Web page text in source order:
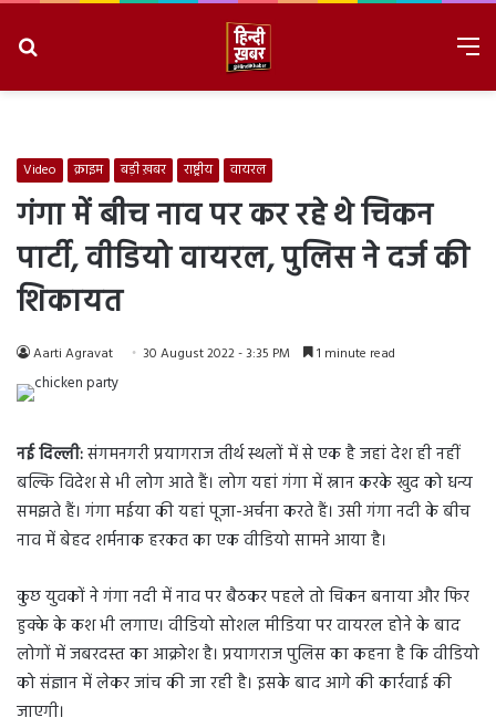
Video क्राइम बड़ी ख़बर राष्ट्रीय वायरल
गंगा में बीच नाव पर कर रहे थे चिकन
पार्टी, वीडियो वायरल, पुलिस ने दर्ज की
शिकायत
Aarti Agravat 30 August 2022 - 3:35 PM 1 minute read
नई दिल्ली:संगमनगरी प्रयागराज तीर्थ स्थलों में से एक है जहां देश ही नहीं
बल्कि विदेश से भी लोग आते हैं। लोग यहां गंगा में स्नान करके खुद को धन्य
समझते हैं। गंगा मईया की यहां पूजा-अर्चना करते हैं। उसी गंगा नदी के बीच
नाव में बेहद शर्मनाक हरकत का एक वीडियो सामने आया है।
कुछ युवकों ने गंगा नदी में नाव पर बैठकर पहले तो चिकन बनाया और फिर
हुक्के के कश भी लगाए। वीडियो सोशल मीडिया पर वायरल होने के बाद
लोगों में जबरदस्त का आक्रोश है। प्रयागराज पुलिस का कहना है कि वीडियो
को संज्ञान में लेकर जांच की जा रही है। इसके बाद आगे की कार्रवाई की
जाएगी।